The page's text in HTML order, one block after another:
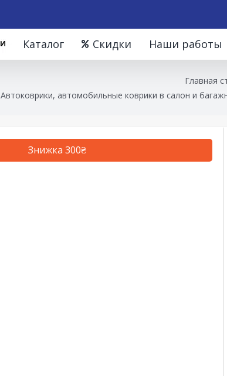
Каталог Скидки Наши работы
Главная
Автоковрики, автомобильные коврики в салон и
Знижка 300₴